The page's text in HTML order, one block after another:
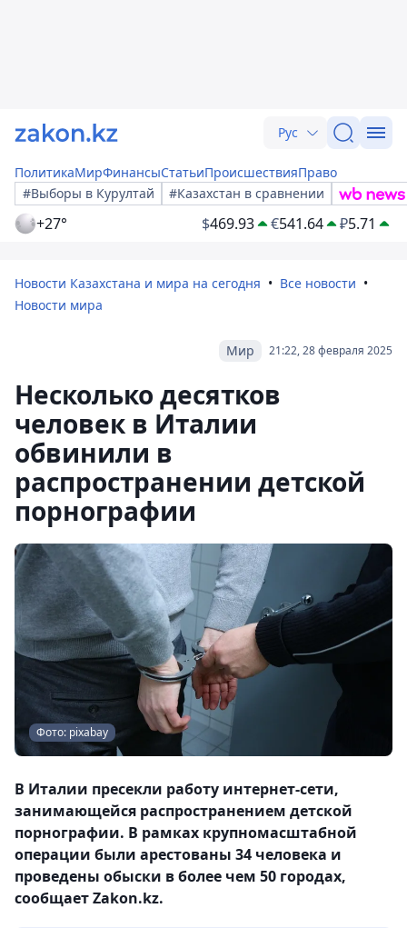
Рус
ПолитикаМирФинансыСтатьиПроисшествияПраво
#Выборы в Курултай
#Казахстан в сравнении
+27° $469.93 €541.64 ₽5.71
Новости Казахстана и мира на сегодня
Все новости
Новости мира
21:22, 28 февраля 2025
Мир
Несколько десятков
человек в Италии
обвинили в
распространении детской
порнографии
Фото: pixabay
В Италии пресекли работу интернет-сети,
занимающейся распространением детской
порнографии. В рамках крупномасштабной
операции были арестованы 34 человека и
проведены обыски в более чем 50 городах,
сообщает Zakon.kz.